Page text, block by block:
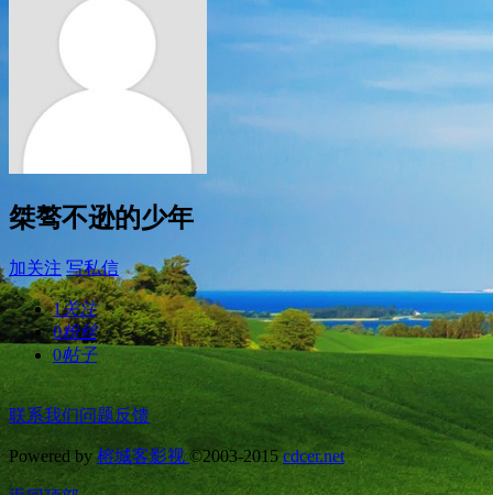
桀骜不逊的少年
加关注 写私信
1关注
0粉丝
0帖子
联系我们问题反馈
Powered by 榕城客影视 ©2003-2015cdcer.net